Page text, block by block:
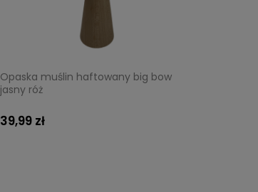
Opaska muślin haftowany big bow
jasny róż
39,99 zł